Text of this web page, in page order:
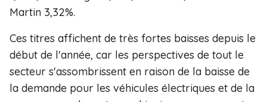
Martin 3,32%.
Ces titres affichent de très fortes baisses depuis le
début de l'année, car les perspectives de tout le
secteur s'assombrissent en raison de la baisse de
la demande pour les véhicules électriques et de la